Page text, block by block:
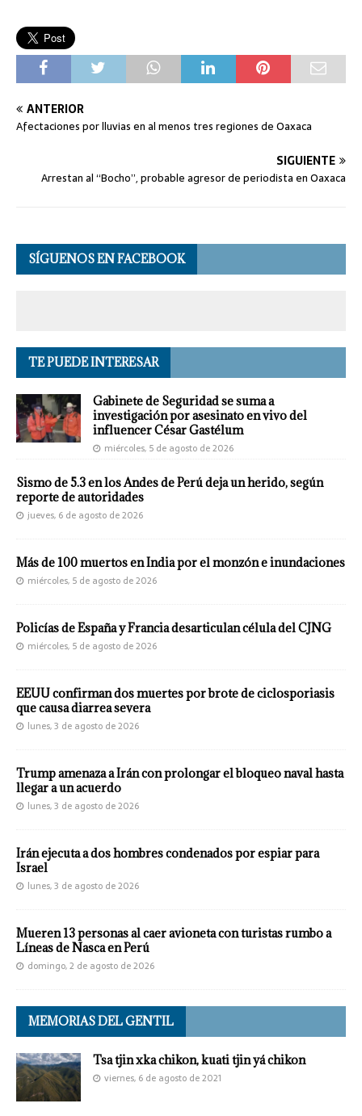
ANTERIOR
Afectaciones por lluvias en al menos tres regiones de Oaxaca
SIGUIENTE
Arrestan al “Bocho”, probable agresor de periodista en Oaxaca
SÍGUENOS EN FACEBOOK
TE PUEDE INTERESAR
Gabinete de Seguridad se suma a
investigación por asesinato en vivo del
influencer César Gastélum
miércoles, 5 de agosto de 2026
Sismo de 5.3 en los Andes de Perú deja un herido, según
reporte de autoridades
jueves, 6 de agosto de 2026
Más de 100 muertos en India por el monzón e inundaciones
miércoles, 5 de agosto de 2026
Policías de España y Francia desarticulan célula del CJNG
miércoles, 5 de agosto de 2026
EEUU confirman dos muertes por brote de ciclosporiasis
que causa diarrea severa
lunes, 3 de agosto de 2026
Trump amenaza a Irán con prolongar el bloqueo naval hasta
llegar a un acuerdo
lunes, 3 de agosto de 2026
Irán ejecuta a dos hombres condenados por espiar para
Israel
lunes, 3 de agosto de 2026
Mueren 13 personas al caer avioneta con turistas rumbo a
Líneas de Nasca en Perú
domingo, 2 de agosto de 2026
MEMORIAS DEL GENTIL
Tsa tjin xka chikon, kuati tjin yá chikon
viernes, 6 de agosto de 2021